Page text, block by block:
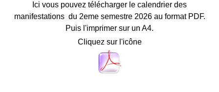
Ici vous pouvez télécharger le calendrier des
manifestations du 2eme semestre 2026 au format PDF.
Puis l'imprimer sur un A4.
Cliquez sur l'icône